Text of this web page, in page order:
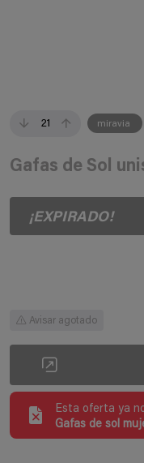
21 miravia
Gafas de Sol
¡EXPIRADO!
Avisar agotado
Esta oferta ya
Gafas de sol